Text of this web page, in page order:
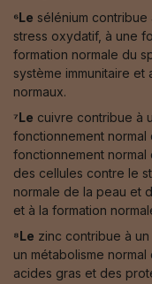
⁶Le sélénium
stress oxydatif, à une
formation normale du
système immunitaire
normaux.
⁷Le cuivre contribue à
fonctionnement normal
fonctionnement
des cellules contre le
normale de la peau et
et à la formation
⁸Le zinc contribue à
un métabolisme
acides gras et des